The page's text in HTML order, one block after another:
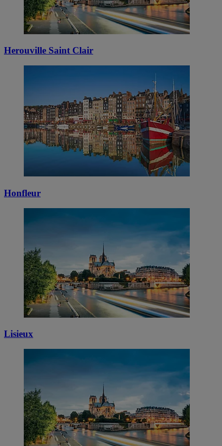
Herouville Saint Clair
Honfleur
Lisieux